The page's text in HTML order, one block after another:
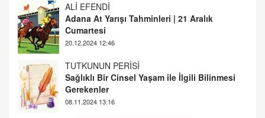
TUTKUNUN PERİSİ
Sağlıklı Bir Cinsel Yaşam ile İlgili Bilinmesi
Gerekenler
08.11.2024 13:16
FARUK ÖNALAN
Tezkere Onaylanmasaydı…
2 Kasım 2021 Salı 00:11